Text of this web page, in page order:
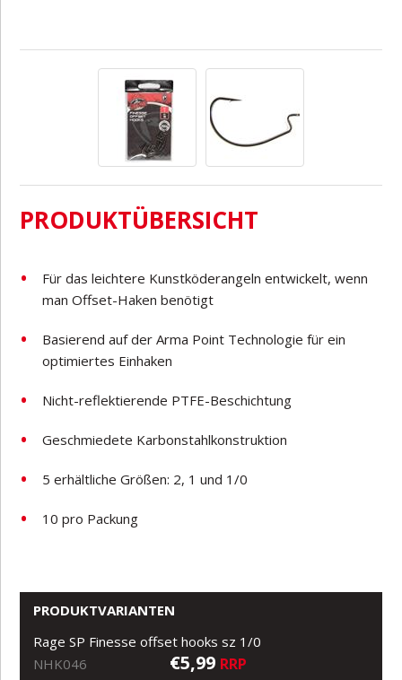
PRODUKTÜBERSICHT
Für das leichtere Kunstköderangeln entwickelt, wenn
man Offset-Haken benötigt
Basierend auf der Arma Point Technologie für ein
optimiertes Einhaken
Nicht-reflektierende PTFE-Beschichtung
Geschmiedete Karbonstahlkonstruktion
5 erhältliche Größen: 2, 1 und 1/0
10 pro Packung
PRODUKTVARIANTEN
Rage SP Finesse offset hooks sz 1/0
NHK046
€5,99 RRP